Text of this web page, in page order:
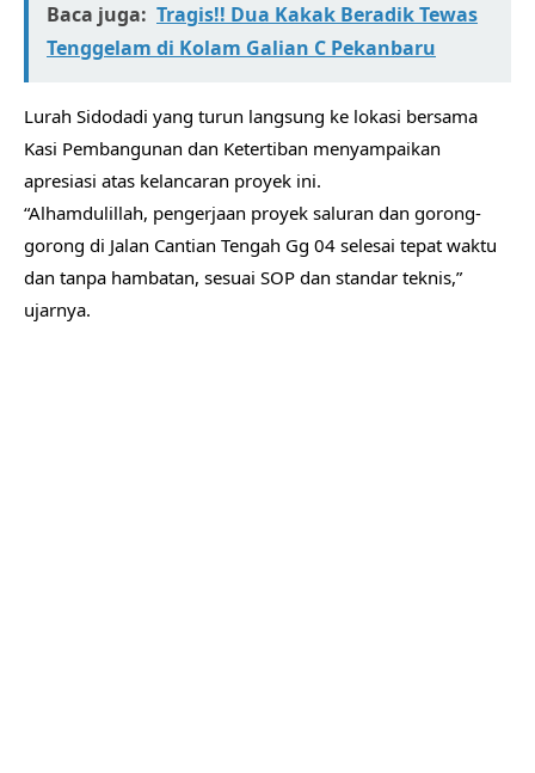
Baca juga: Tragis!! Dua Kakak Beradik Tewas
Tenggelam di Kolam Galian C Pekanbaru
Lurah Sidodadi yang turun langsung ke lokasi bersama
Kasi Pembangunan dan Ketertiban menyampaikan
apresiasi atas kelancaran proyek ini.
“Alhamdulillah, pengerjaan proyek saluran dan gorong-
gorong di Jalan Cantian Tengah Gg 04 selesai tepat waktu
dan tanpa hambatan, sesuai SOP dan standar teknis,”
ujarnya.